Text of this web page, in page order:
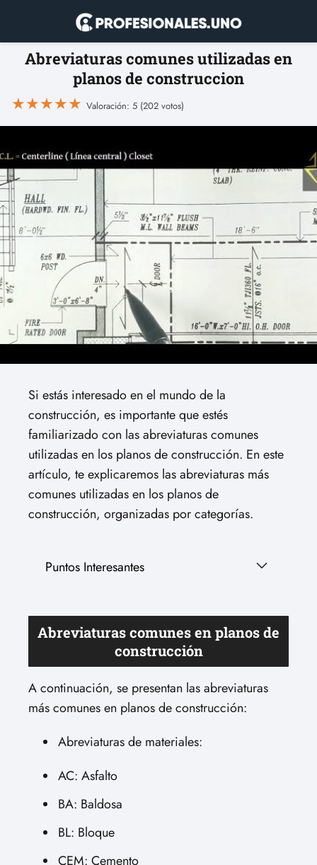
Abreviaturas comunes utilizadas en
planos de construccion
★★★★★ Valoración: 5 (202 votos)
Si estás interesado en el mundo de la
construcción, es importante que estés
familiarizado con las abreviaturas comunes
utilizadas en los planos de construcción. En este
artículo, te explicaremos las abreviaturas más
comunes utilizadas en los planos de
construcción, organizadas por categorías.
Puntos Interesantes
Abreviaturas comunes en planos de
construcción
A continuación, se presentan las abreviaturas
más comunes en planos de construcción:
Abreviaturas de materiales:
AC: Asfalto
BA: Baldosa
BL: Bloque
CEM: Cemento